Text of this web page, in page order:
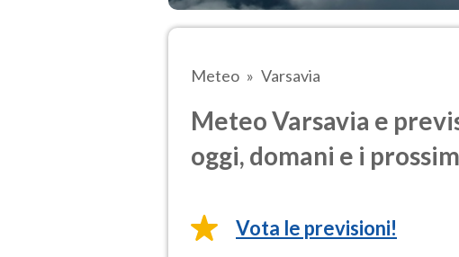
Meteo Varsavia
Meteo Varsavia e
oggi, domani e i
Vota le previsioni!